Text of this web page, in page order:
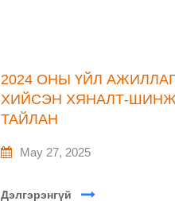
2024 ОНЫ ҮЙЛ
ХИЙСЭН ХЯНАЛТ-
ТАЙЛАН
May 27, 2025
Дэлгэрэнгүй